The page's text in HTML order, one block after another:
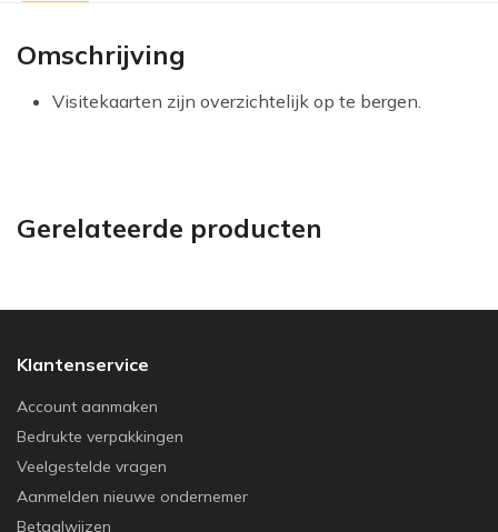
Omschrijving
Visitekaarten zijn overzichtelijk op te bergen.
Gerelateerde producten
Klantenservice
Account aanmaken
Bedrukte verpakkingen
Veelgestelde vragen
Aanmelden nieuwe ondernemer
Betaalwijzen